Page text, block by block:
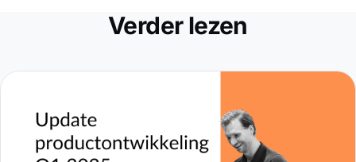
Verder lezen